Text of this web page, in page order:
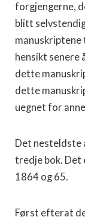
forgjengerne,
blitt
manu­skriptene
hensikt senere
dette
dette
uegnet for
Det nesteldste
tredje bok. Det
1864 og 65.
Først efterat